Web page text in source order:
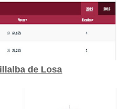
de Losa